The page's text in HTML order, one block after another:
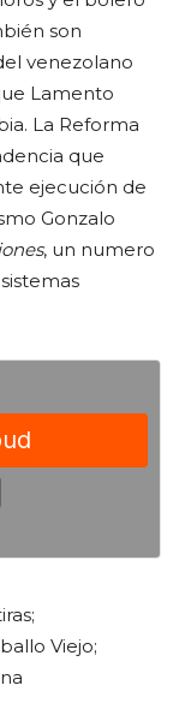
son
venezolano
Lamento
La Reforma
que
ejecución de
Gonzalo
, un numero
Viejo;